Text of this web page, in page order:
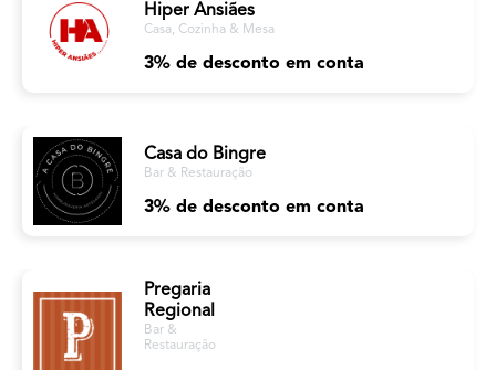
Hiper Ansiães
Casa, Cozinha & Mesa
3% de desconto em conta
Casa do Bingre
Bar & Restauração
3% de desconto em conta
Pregaria
Regional
Bar &
Restauração